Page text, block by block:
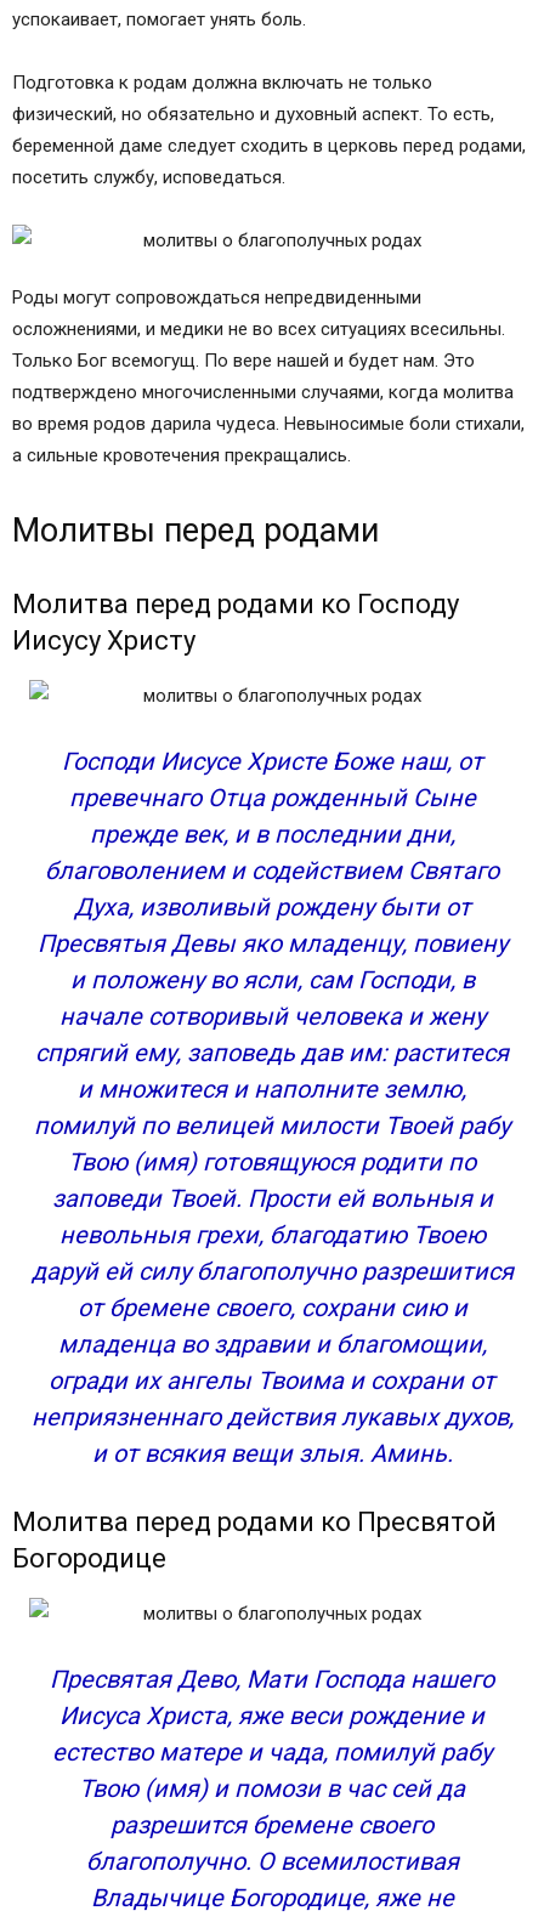
успокаивает, помогает унять боль.
Подготовка к родам должна включать не только
физический, но обязательно и духовный аспект. То есть,
беременной даме следует сходить в церковь перед родами,
посетить службу, исповедаться.
Роды могут сопровождаться непредвиденными
осложнениями, и медики не во всех ситуациях всесильны.
Только Бог всемогущ. По вере нашей и будет нам. Это
подтверждено многочисленными случаями, когда молитва
во время родов дарила чудеса. Невыносимые боли стихали,
а сильные кровотечения прекращались.
Молитвы перед родами
Молитва перед родами ко Господу
Иисусу Христу
Господи Иисусе Христе Боже наш, от
превечнаго Отца рожденный Сыне
прежде век, и в последнии дни,
благоволением и содействием Святаго
Духа, изволивый рождену быти от
Пресвятыя Девы яко младенцу, повиену
и положену во ясли, сам Господи, в
начале сотворивый человека и жену
спрягий ему, заповедь дав им: раститеся
и множитеся и наполните землю,
помилуй по велицей милости Твоей рабу
Твою (имя) готовящуюся родити по
заповеди Твоей. Прости ей вольныя и
невольныя грехи, благодатию Твоею
даруй ей силу благополучно разрешитися
от бремене своего, сохрани сию и
младенца во здравии и благомощии,
огради их ангелы Твоима и сохрани от
неприязненнаго действия лукавых духов,
и от всякия вещи злыя. Аминь.
Молитва перед родами ко Пресвятой
Богородице
Пресвятая Дево, Мати Господа нашего
Иисуса Христа, яже веси рождение и
естество матере и чада, помилуй рабу
Твою (имя) и помози в час сей да
разрешится бремене своего
благополучно. О всемилостивая
Владычице Богородице, яже не